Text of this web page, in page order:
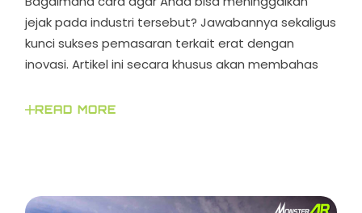
jejak pada industri tersebut? Jawabannya sekaligus
kunci sukses pemasaran terkait erat dengan
inovasi. Artikel ini secara khusus akan membahas
READ MORE